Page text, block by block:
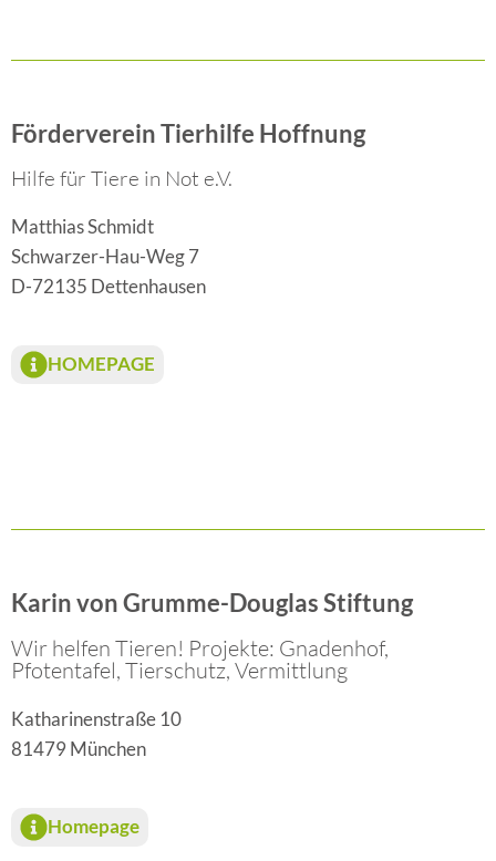
Förderverein Tierhilfe Hoffnung
Hilfe für Tiere in Not e.V.
Matthias Schmidt
Schwarzer-Hau-Weg 7
D-72135 Dettenhausen
HOMEPAGE
Karin von Grumme-Douglas Stiftung
Wir helfen Tieren! Projekte: Gnadenhof,
Pfotentafel, Tierschutz, Vermittlung
Katharinenstraße 10
81479 München
Homepage